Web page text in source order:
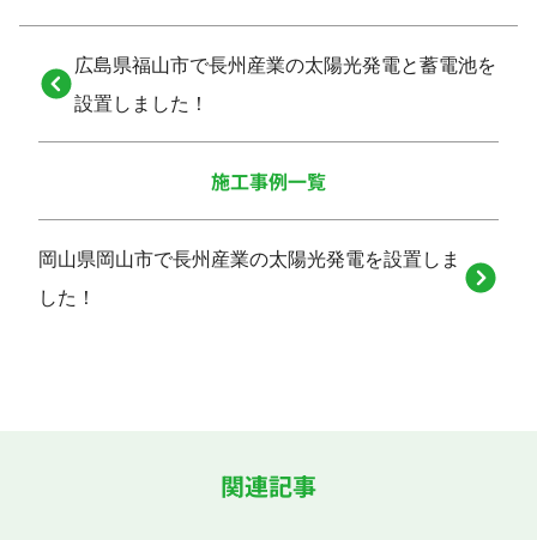
広島県福山市で長州産業の太陽光発電と蓄電池を
設置しました！
施工事例一覧
岡山県岡山市で長州産業の太陽光発電を設置しま
した！
関連記事